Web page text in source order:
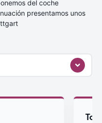
del coche
presentamos unos